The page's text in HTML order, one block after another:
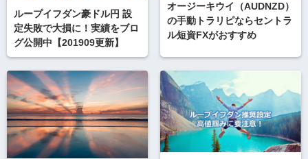
ループイフダン豪ドル円 設
定失敗で大損に！実績をブロ
グ公開中【201909更新】
オージーキウイ（AUDNZD）
の手動トラリピならセントラ
ル短資FXがおすすめ